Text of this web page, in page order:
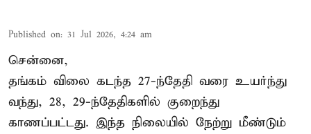
Published on: 31 Jul 2026, 4:24 am
சென்னை,
தங்கம் விலை கடந்த 27-ந்தேதி வரை உயர்ந்து
வந்து, 28, 29-ந்தேதிகளில் குறைந்து
காணப்பட்டது. இந்த நிலையில் நேற்று மீண்டும்